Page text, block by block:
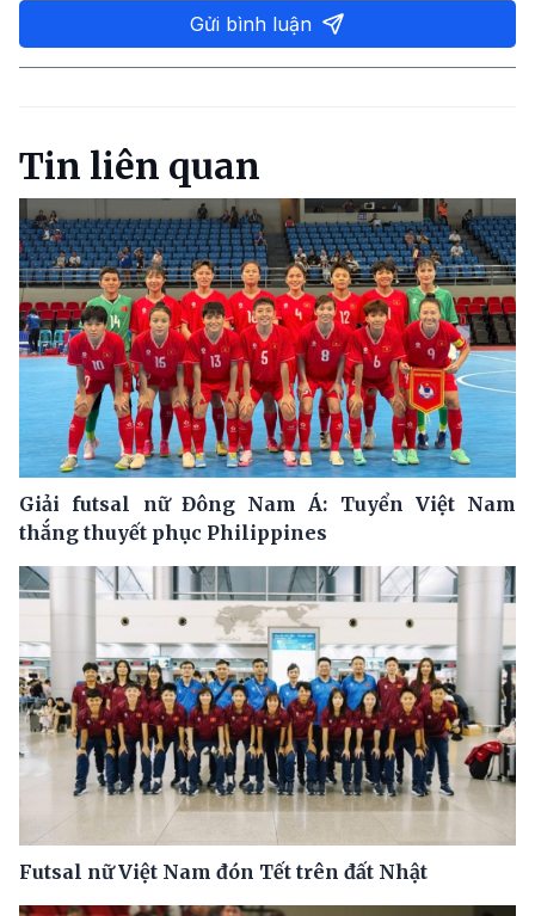
Gửi bình luận
Tin liên quan
Giải futsal nữ Đông Nam Á: Tuyển Việt Nam
thắng thuyết phục Philippines
Futsal nữ Việt Nam đón Tết trên đất Nhật